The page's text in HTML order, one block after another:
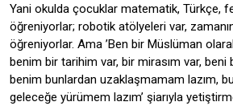
Yani okulda çocuklar matematik, Türkçe,
öğreniyorlar; robotik atölyeleri var,
öğreniyorlar. Ama ’Ben bir Müslüman
benim bir tarihim var, bir mirasım var, beni
benim bunlardan uzaklaşmamam lazım,
geleceğe yürümem lazım’ şiarıyla